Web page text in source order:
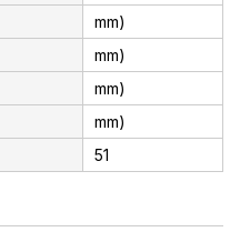
mm)
mm)
mm)
mm)
51